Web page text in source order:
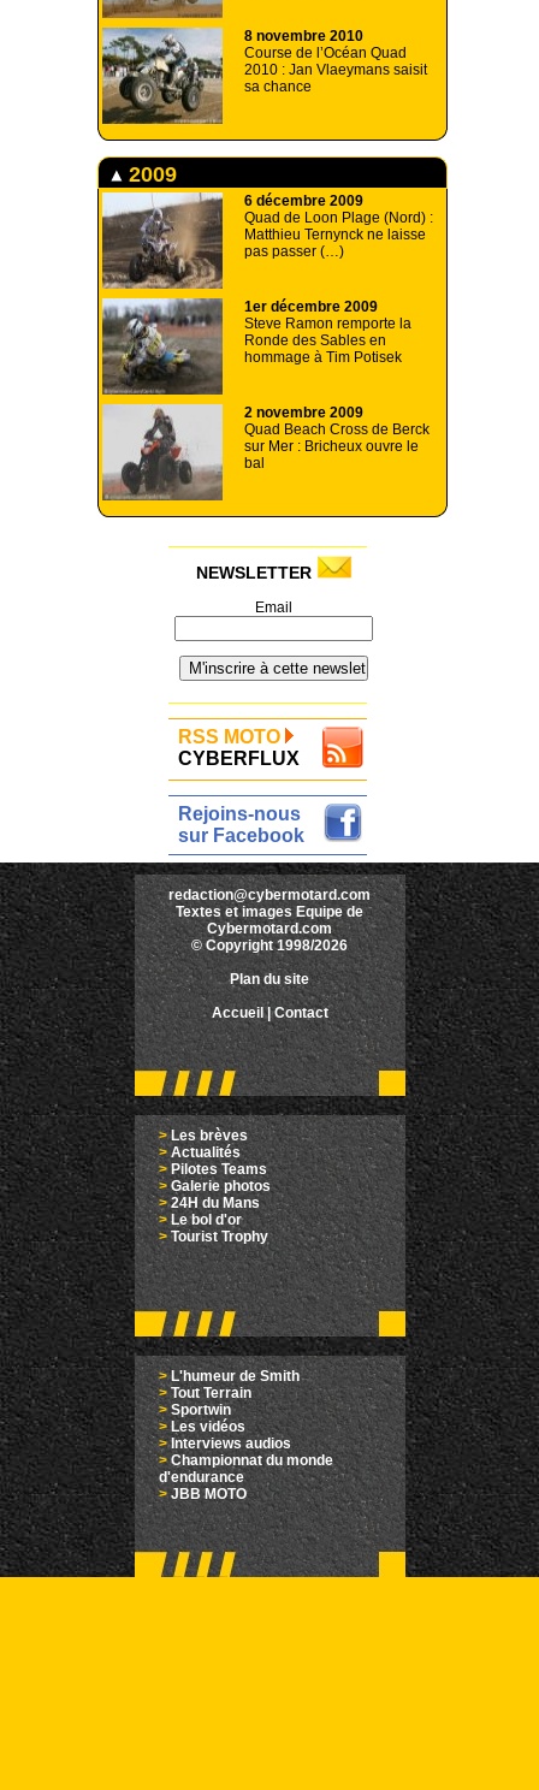
8 novembre 2010
Course de l’Océan Quad
2010 : Jan Vlaeymans saisit
sa chance
2009
6 décembre 2009
Quad de Loon Plage (Nord) :
Matthieu Ternynck ne laisse
pas passer (…)
1er décembre 2009
Steve Ramon remporte la
Ronde des Sables en
hommage à Tim Potisek
2 novembre 2009
Quad Beach Cross de Berck
sur Mer : Bricheux ouvre le
bal
NEWSLETTER
Email
RSS MOTO
CYBERFLUX
Rejoins-nous
sur Facebook
redaction@cybermotard.com
Textes et images Equipe de
Cybermotard.com
© Copyright 1998/2026
Plan du site
Accueil |Contact
>Les brèves
> Actualités
> Pilotes Teams
>Galerie photos
>24H du Mans
>Le bol d'or
> Tourist Trophy
>L'humeur de Smith
> Tout Terrain
> Sportwin
> Les vidéos
> Interviews audios
>Championnat du monde
d'endurance
> JBB MOTO